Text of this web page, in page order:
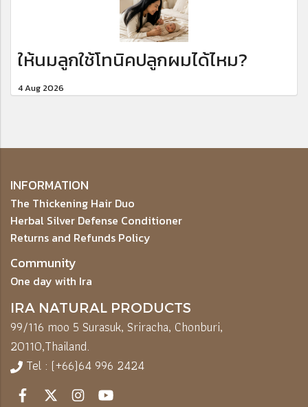
ให้นมลูกใช้โทนิคปลูกผมได้ไหม?
4 Aug 2026
INFORMATION
The Thickening Hair Duo
Herbal Silver Defense Conditioner
Returns and Refunds Policy
Community
One day with Ira
IRA NATURAL PRODUCTS
99/116 moo 5 Surasuk, Sriracha, Chonburi,
20110,Thailand.
Tel : (+66)64 996 2424